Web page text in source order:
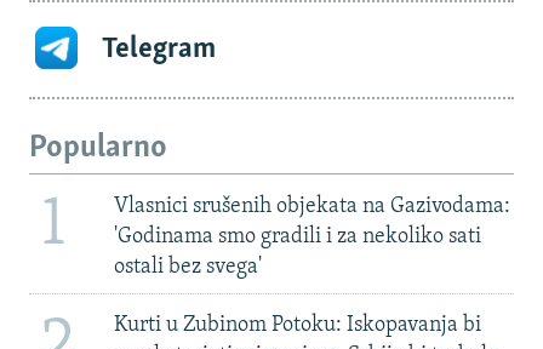
Telegram
Popularno
1
Vlasnici srušenih objekata na Gazivodama:
'Godinama smo gradili i za nekoliko sati
ostali bez svega'
Kurti u Zubinom Potoku: Iskopavanja bi